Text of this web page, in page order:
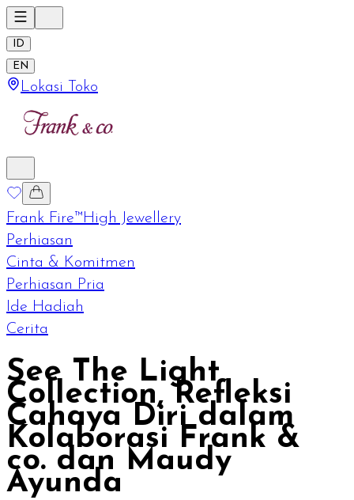
ID
EN
Lokasi Toko
Frank Fire™High Jewellery
Perhiasan
Cinta & Komitmen
Perhiasan Pria
Ide Hadiah
Cerita
See The Light
Collection, Refleksi
Cahaya Diri dalam
Kolaborasi Frank &
co. dan Maudy
Ayunda